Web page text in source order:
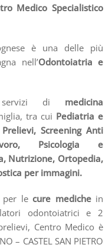
Medico Specialistico
è una delle più
nell’Odontoiatria e
servizi di medicina
tra cui Pediatria e
Screening Anti
Psicologia e
Nutrizione, Ortopedia,
per immagini.
per lecure medichein
odontoiatrici e 2
Centro Medico è
– CASTEL SAN PIETRO